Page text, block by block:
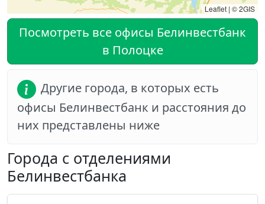
Leaflet | © 2GIS
Посмотреть все офисы Белинвестбанк
в Полоцке
Другие города, в которых есть
офисы Белинвестбанк и расстояния до
них представлены ниже
Города с отделениями
Белинвестбанка